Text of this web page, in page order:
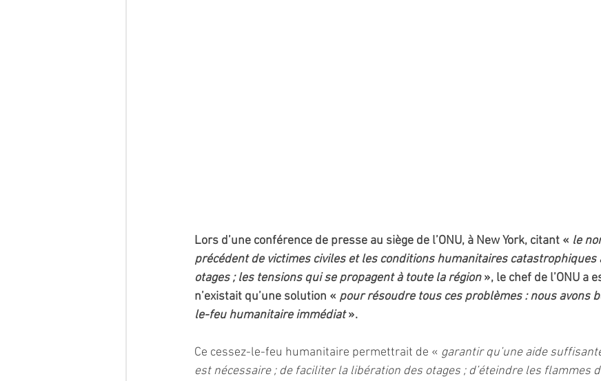
Lors d’une conférence de presse au siège de l’ONU, à New York, citant « le
précédent de victimes civiles et les conditions humanitaires catastrophiques
otages ; les tensions qui se propagent à toute la région », le chef de l’ONU a
n’existait qu’une solution « pour résoudre tous ces problèmes : nous avons
le-feu humanitaire immédiat ».
Ce cessez-le-feu humanitaire permettrait de « garantir qu’une aide
est nécessaire ; de faciliter la libération des otages ; d’éteindre les flammes